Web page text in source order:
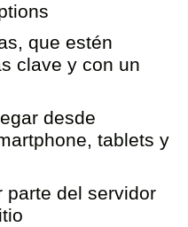
que estén
clave y con un
desde
tablets y
parte del servidor